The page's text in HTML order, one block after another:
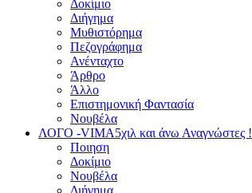
Δοκίμιο
Διήγημα
Μυθιστόρημα
Πεζογράφημα
Ανένταχτο
Άρθρο
Άλλο
Επιστημονική Φαντασία
Νουβέλα
ΛΟΓΟ -VIMA5χιλ και άνω Αναγνώστες !
Ποιηση
Δοκίμιο
Νουβέλα
Διήγημα